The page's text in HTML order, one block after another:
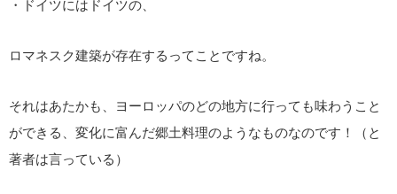
・ドイツにはドイツの、
ロマネスク建築が存在するってことですね。
それはあたかも、ヨーロッパのどの地方に行っても味わうこと
ができる、変化に富んだ郷土料理のようなものなのです！（と
著者は言っている）